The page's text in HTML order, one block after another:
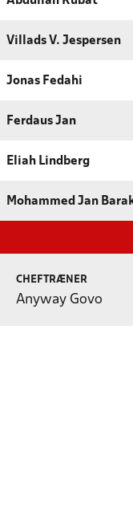
Villads V. Jespersen
Jonas Fedahi
Ferdaus Jan
Eliah Lindberg
Mohammed Jan
CHEFTRÆNER
Anyway Govo